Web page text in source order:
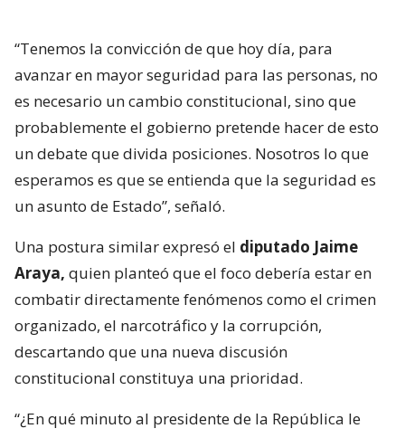
“Tenemos la convicción de que hoy día, para
avanzar en mayor seguridad para las personas, no
es necesario un cambio constitucional, sino que
probablemente el gobierno pretende hacer de esto
un debate que divida posiciones. Nosotros lo que
esperamos es que se entienda que la seguridad es
un asunto de Estado”, señaló.
Una postura similar expresó el diputado Jaime
Araya, quien planteó que el foco debería estar en
combatir directamente fenómenos como el crimen
organizado, el narcotráfico y la corrupción,
descartando que una nueva discusión
constitucional constituya una prioridad.
“¿En qué minuto al presidente de la República le